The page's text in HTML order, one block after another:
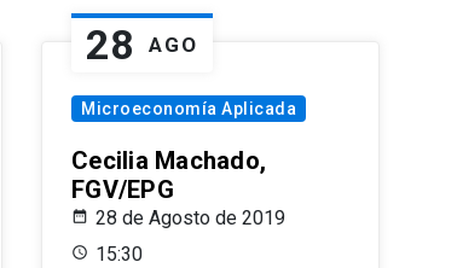
28 AGO
Microeconomía Aplicada
Cecilia Machado,
FGV/EPG
28 de Agosto de 2019
15:30